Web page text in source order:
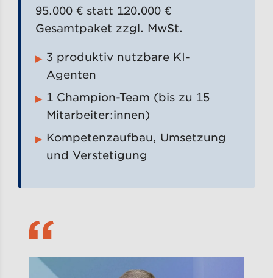
95.000 € statt 120.000 €
Gesamtpaket zzgl. MwSt.
3 produktiv nutzbare KI-
Agenten
1 Champion-Team (bis zu 15
Mitarbeiter:innen)
Kompetenzaufbau, Umsetzung
und Verstetigung